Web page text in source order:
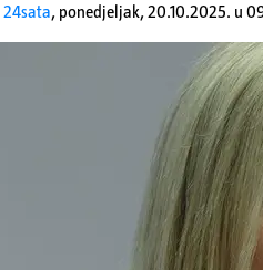
24sata, ponedjeljak, 20.10.2025. u